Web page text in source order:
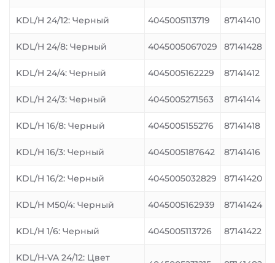
KDL/H 24/12: Черный 4045005113719 87141410
KDL/H 24/8: Черный 4045005067029 87141428
KDL/H 24/4: Черный 4045005162229 87141412
KDL/H 24/3: Черный 4045005271563 87141414
KDL/H 16/8: Черный 4045005155276 87141418
KDL/H 16/3: Черный 4045005187642 87141416
KDL/H 16/2: Черный 4045005032829 87141420
KDL/H M50/4: Черный 4045005162939 87141424
KDL/H 1/6: Черный 4045005113726 87141422
KDL/H-VA 24/12: Цвет